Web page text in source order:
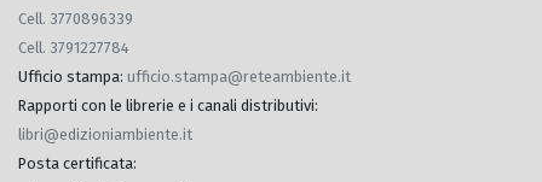
Cell. 3770896339
Cell. 3791227784
Ufficio stampa: ufficio.stampa@reteambiente.it
Rapporti con le librerie e i canali distributivi:
libri@edizioniambiente.it
Posta certificata: